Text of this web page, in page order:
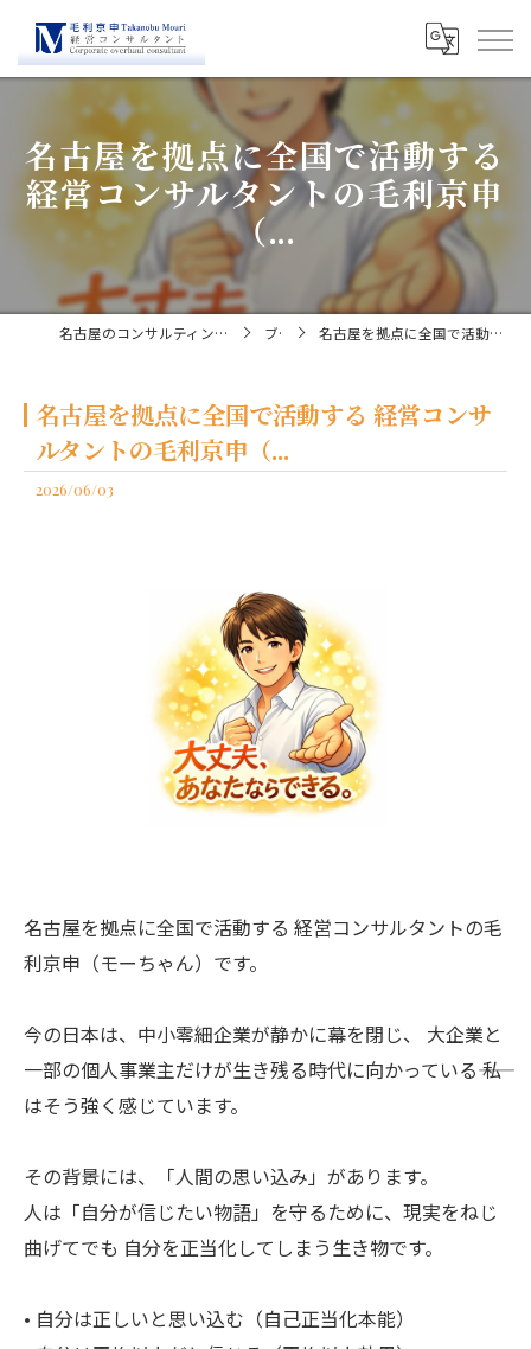
名古屋を拠点に全国で活動する
経営コンサルタントの毛利京申
（...
名古屋のコンサルティングなら経営コンサルタント毛利京申 ブログ 名古屋を拠点に全国で活動する 経営コンサルタントの毛利京申（...
名古屋を拠点に全国で活動する 経営コンサ
ルタントの毛利京申（...
2026/06/03
名古屋を拠点に全国で活動する 経営コンサルタントの毛
利京申（モーちゃん）です。
今の日本は、中小零細企業が静かに幕を閉じ、 大企業と
一部の個人事業主だけが生き残る時代に向かっている―― 私
はそう強く感じています。
その背景には、「人間の思い込み」があります。
人は「自分が信じたい物語」を守るために、現実をねじ
曲げてでも 自分を正当化してしまう生き物です。
• 自分は正しいと思い込む（自己正当化本能）